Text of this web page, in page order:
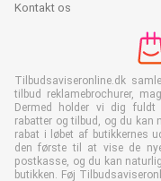
Kontakt os
Tilbudsaviseronline.dk
tilbud reklamebrochurer,
Dermed holder vi dig
rabatter og tilbud, og du kan
rabat i løbet af butikkernes
den første til at vise de
postkasse, og du kan
butikken. Føj